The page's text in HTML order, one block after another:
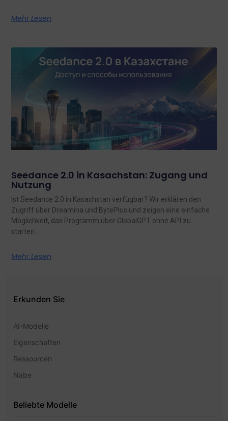
Mehr Lesen
Seedance 2.0 in Kasachstan: Zugang und
Nutzung
Ist Seedance 2.0 in Kasachstan verfügbar? Wir erklären den
Zugriff über Dreamina und BytePlus und zeigen eine einfache
Möglichkeit, das Programm über GlobalGPT ohne API zu
starten.
Mehr Lesen
Erkunden Sie
AI-Modelle
Eigenschaften
Ressourcen
Nabe
Beliebte Modelle